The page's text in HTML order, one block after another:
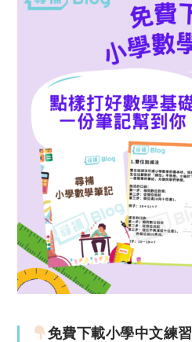
免費下載小學中文練習